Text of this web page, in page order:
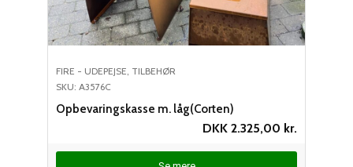
FIRE - UDEPEJSE TILBEHØR
SKU: A3576C
Opbevaringskasse m. låg(Corten)
DKK2.325,00 kr.